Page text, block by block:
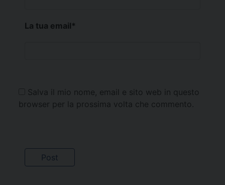
La tua email*
Salva il mio nome, email e sito web in questo
browser per la prossima volta che commento.